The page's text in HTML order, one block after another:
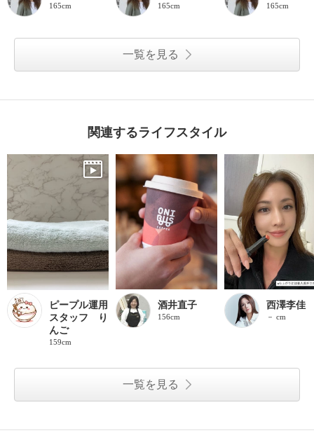
165cm 165cm 165cm
一覧を見る
関連するライフスタイル
ピープル運用
スタッフ り
んご
159cm
酒井直子
156cm
西澤李佳
－ cm
一覧を見る